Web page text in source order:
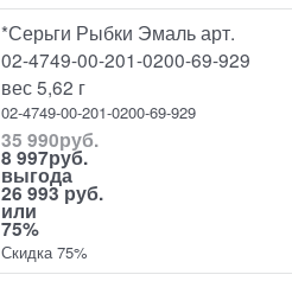
*Серьги Рыбки Эмаль арт.
02-4749-00-201-0200-69-929
вес 5,62 г
02-4749-00-201-0200-69-929
35 990руб.
8 997руб.
выгода
26 993 руб.
или
75%
Скидка 75%